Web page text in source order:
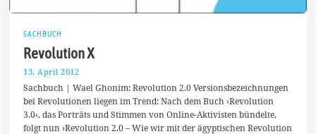
SACHBUCH
Revolution X
13. April 2012
9
.
M
ä
r
Sachbuch | Wael Ghonim: Revolution 2.0 Versionsbezeichnungen
bei Revolutionen liegen im Trend: Nach dem Buch ›Revolution
3.0‹, das Porträts und Stimmen von Online-Aktivisten bündelte,
folgt nun ›Revolution 2.0 – Wie wir mit der ägyptischen Revolution